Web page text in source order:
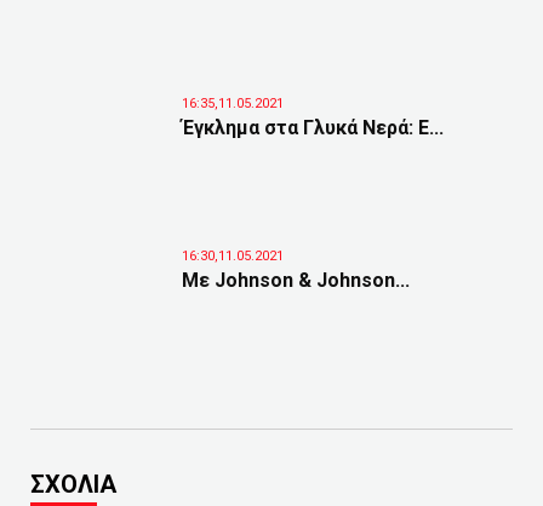
16:35,11.05.2021
Έγκλημα στα Γλυκά Νερά: Ε...
16:30,11.05.2021
Με Johnson & Johnson...
ΣΧΟΛΙΑ